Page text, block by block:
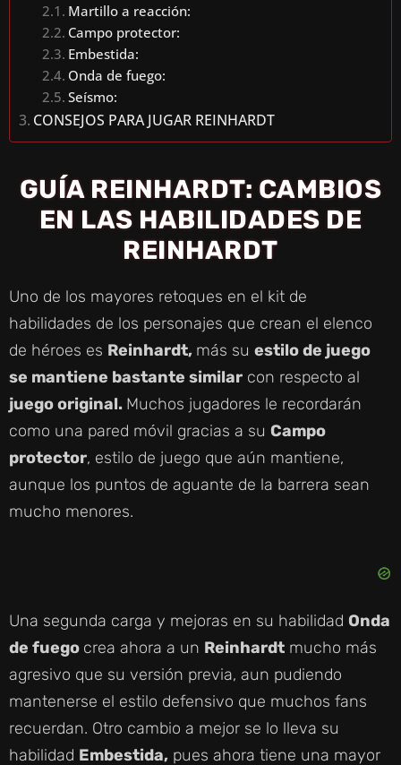
Martillo a reacción:
Campo protector:
Embestida:
Onda de fuego:
Seísmo:
CONSEJOS PARA JUGAR REINHARDT
GUÍA REINHARDT: CAMBIOS
EN LAS HABILIDADES DE
REINHARDT
Uno de los mayores retoques en el kit de
habilidades de los personajes que crean el elenco
de héroes es Reinhardt, más su estilo de juego
se mantiene bastante similar con respecto al
juego original. Muchos jugadores le recordarán
como una pared móvil gracias a su Campo
protector, estilo de juego que aún mantiene,
aunque los puntos de aguante de la barrera sean
mucho menores.
Una segunda carga y mejoras en su habilidad Onda
de fuego crea ahora a un Reinhardt mucho más
agresivo que su versión previa, aun pudiendo
mantenerse el estilo defensivo que muchos fans
recuerdan. Otro cambio a mejor se lo lleva su
habilidad Embestida, pues ahora tiene una mayor